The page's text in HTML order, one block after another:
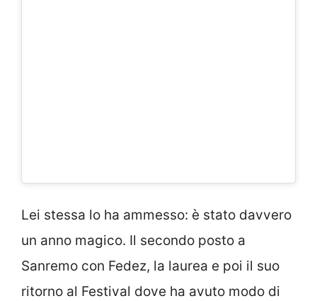
Lei stessa lo ha ammesso: è stato davvero
un anno magico. Il secondo posto a
Sanremo con Fedez, la laurea e poi il suo
ritorno al Festival dove ha avuto modo di